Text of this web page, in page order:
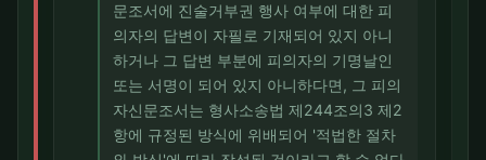
문조서에 진술거부권 행사 여부에 대한 피
의자의 답변이 자필로 기재되어 있지 아니
하거나 그 답변 부분에 피의자의 기명날인
또는 서명이 되어 있지 아니하다면, 그 피의
자신문조서는 형사소송법 제244조의3 제2
항에 규정된 방식에 위배되어 '적법한 절차